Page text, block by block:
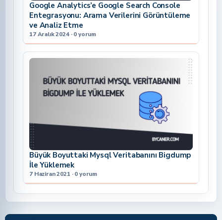
Google Analytics’e Google Search Console
Entegrasyonu: Arama Verilerini Görüntüleme
ve Analiz Etme
17 Aralık 2024 · 0 yorum
Büyük Boyuttaki Mysql Veritabanını Bigdump
İle Yüklemek
7 Haziran 2021 · 0 yorum